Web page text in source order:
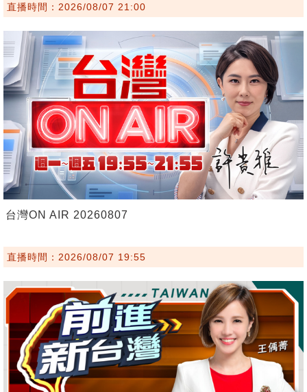
直播時間：2026/08/07 21:00
台灣ON AIR 20260807
直播時間：2026/08/07 19:55